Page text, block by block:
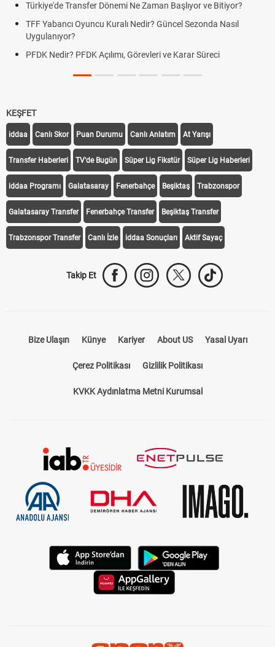
Türkiye'de Transfer Dönemi Ne Zaman Başlıyor ve Bitiyor?
TFF Yabancı Oyuncu Kuralı Nedir? Güncel Sezonda Nasıl
Uygulanıyor?
PFDK Nedir? PFDK Açılımı, Görevleri ve Karar Süreci
KEŞFET
iddaa Canlı Skor Puan Durumu Canlı Anlatım At Yarışı
Transfer Haberleri TV'de Bugün Süper Lig Fikstür Süper Lig Haberleri
iddaa Programı Galatasaray Fenerbahçe Beşiktaş Trabzonspor
Galatasaray Transfer Fenerbahçe Transfer Beşiktaş Transfer
Trabzonspor Transfer Canlı İzle iddaa Sonuçları Aktif Sayaç
Takip Et
Bize Ulaşın Künye Kariyer About US Yasal Uyarı
Çerez Politikası Gizlilik Politikası
KVKK Aydınlatma Metni Kurumsal